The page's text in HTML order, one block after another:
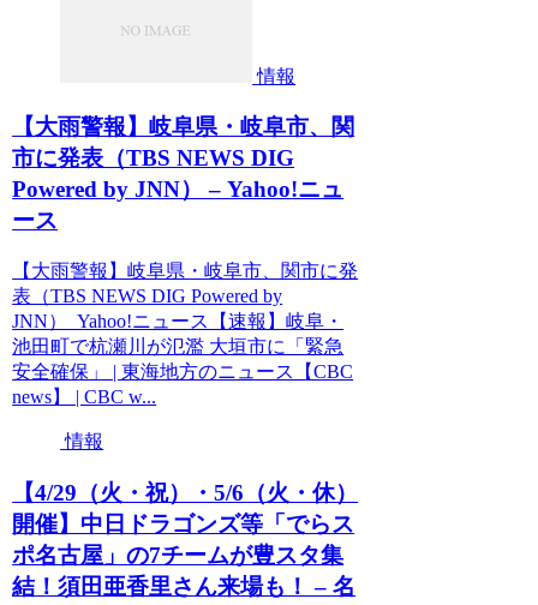
情報
【大雨警報】岐阜県・岐阜市、関
市に発表（TBS NEWS DIG
Powered by JNN） – Yahoo!ニュ
ース
【大雨警報】岐阜県・岐阜市、関市に発
表（TBS NEWS DIG Powered by
JNN） Yahoo!ニュース【速報】岐阜・
池田町で杭瀬川が氾濫 大垣市に「緊急
安全確保」 | 東海地方のニュース【CBC
news】 | CBC w...
情報
【4/29（火・祝）・5/6（火・休）
開催】中日ドラゴンズ等「でらス
ポ名古屋」の7チームが豊スタ集
結！須田亜香里さん来場も！ – 名